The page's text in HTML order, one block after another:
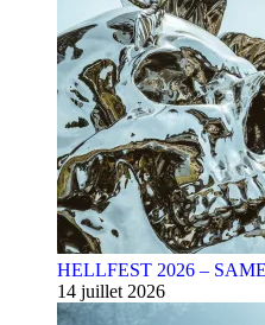
HELLFEST 2026 –
14 juillet 2026